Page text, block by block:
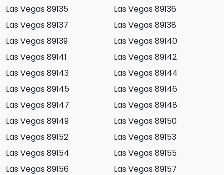
Las Vegas 89135
Las Vegas 89136
Las Vegas 89137
Las Vegas 89138
Las Vegas 89139
Las Vegas 89140
Las Vegas 89141
Las Vegas 89142
Las Vegas 89143
Las Vegas 89144
Las Vegas 89145
Las Vegas 89146
Las Vegas 89147
Las Vegas 89148
Las Vegas 89149
Las Vegas 89150
Las Vegas 89152
Las Vegas 89153
Las Vegas 89154
Las Vegas 89155
Las Vegas 89156
Las Vegas 89157